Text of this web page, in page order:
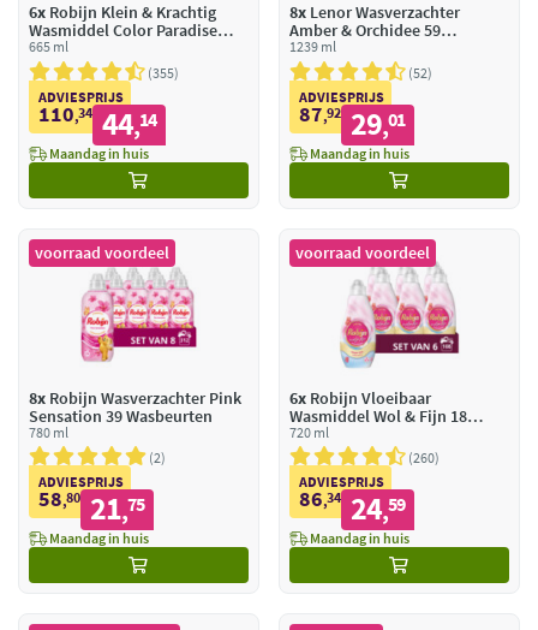
6x Robijn Klein & Krachtig
Wasmiddel Color Paradise
Secret 19 Wasbeurten
665 ml
355
ADVIESPRIJS
110,34 44,14
Maandag in huis
8xLenor Wasverzachter
Amber & Orchidee 59
Wasbeurten
1239 ml
52
ADVIESPRIJS
87,92 29,01
Maandag in huis
voorraad voordeel
8x Robijn Wasverzachter Pink
Sensation 39 Wasbeurten
780 ml
2
ADVIESPRIJS
58,80 21,75
Maandag in huis
voorraad voordeel
6xRobijn Vloeibaar
Wasmiddel Wol & Fijn 18
Wasbeurten
720 ml
260
ADVIESPRIJS
86,34 24,59
Maandag in huis